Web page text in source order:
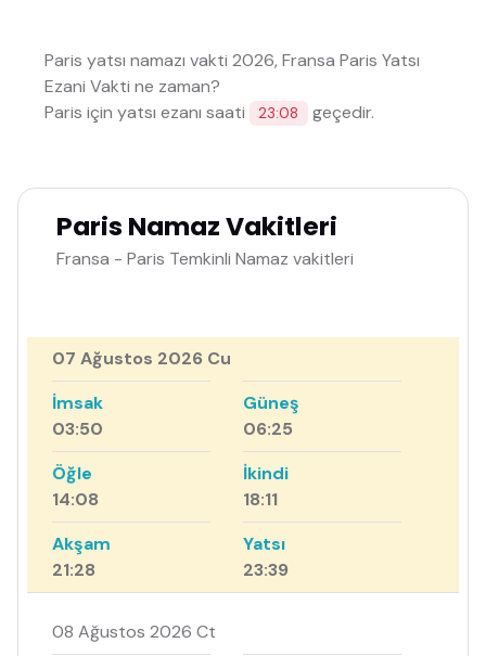
Paris yatsı namazı vakti 2026, Fransa Paris Yatsı
Ezani Vakti ne zaman?
Paris için yatsı ezanı saati
23:08 geçedir.
Paris Namaz Vakitleri
Fransa - Paris Temkinli Namaz vakitleri
07 Ağustos 2026 Cu
İmsak
03:50
Güneş
06:25
Öğle
14:08
İkindi
18:11
Akşam
21:28
Yatsı
23:39
08 Ağustos 2026 Ct